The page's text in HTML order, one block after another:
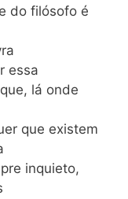
do filósofo é
essa
lá onde
que existem
inquieto,